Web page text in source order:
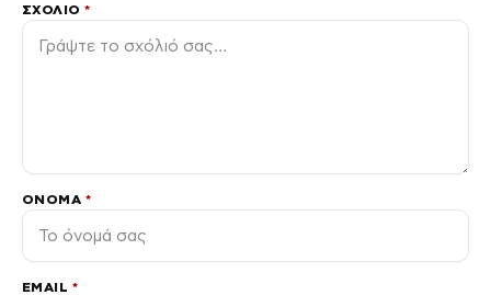
ΣΧΌΛΙΟ*
ΌΝΟΜΑ *
EMAIL *